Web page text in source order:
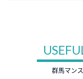
群馬マン